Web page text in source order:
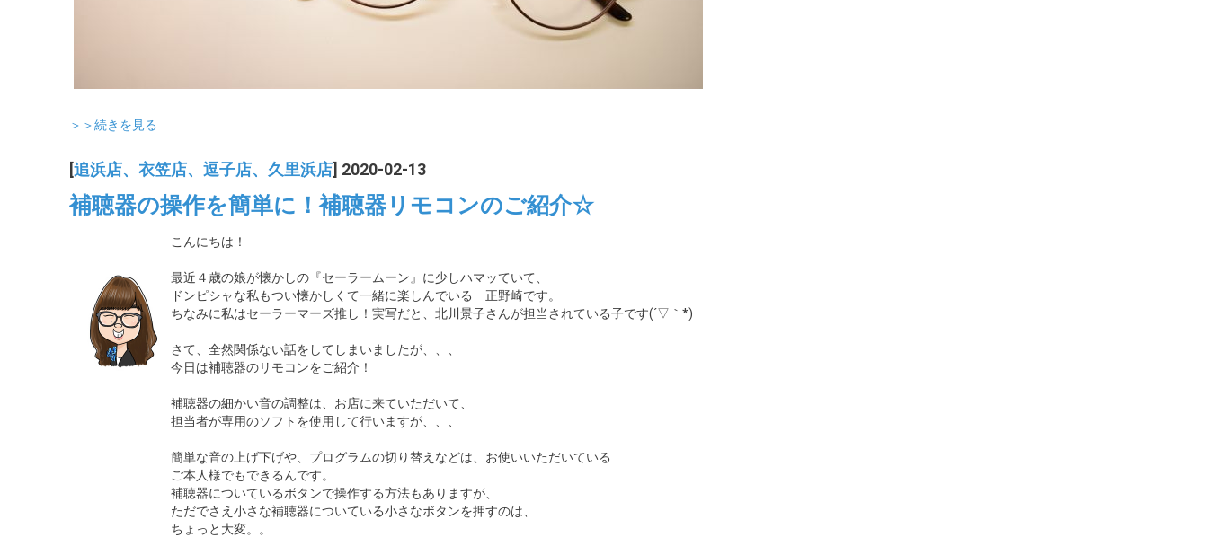
＞＞続きを見る
追浜店、衣笠店、逗子店、久里浜店 ] 2020-02-13
補聴器の操作を簡単に！補聴器リモコンのご紹介☆
こんにちは！
最近４歳の娘が懐かしの『セーラームーン』に少しハマッていて、
ドンピシャな私もつい懐かしくて一緒に楽しんでいる 正野崎です。
ちなみに私はセーラーマーズ推し！実写だと、北川景子さんが担当されている子です(´▽｀*)
さて、全然関係ない話をしてしまいましたが、、、
今日は補聴器のリモコンをご紹介！
補聴器の細かい音の調整は、お店に来ていただいて、
担当者が専用のソフトを使用して行いますが、、、
簡単な音の上げ下げや、プログラムの切り替えなどは、お使いいただいている
ご本人様でもできるんです。
補聴器についているボタンで操作する方法もありますが、
ただでさえ小さな補聴器についている小さなボタンを押すのは、
ちょっと大変。。